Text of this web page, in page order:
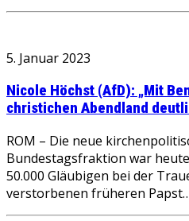
5. Januar 2023
Nicole Höchst (AfD): „Mit
christichen Abendland
ROM – Die neue
Bundestagsfraktion war
50.000 Gläubigen bei der
verstorbenen früheren